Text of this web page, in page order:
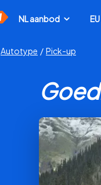
NL aanbod
Autotype / Pick-up